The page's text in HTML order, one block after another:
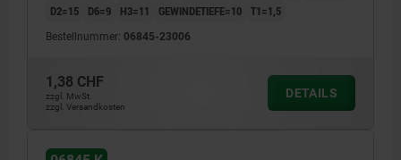
D2=15
D6=9 H3=11 GEWINDETIEFE=10 T1=1,5
Bestellnummer: 06845-23006
1,38 CHF
zzgl. MwSt.
zzgl. Versandkosten
DETAILS